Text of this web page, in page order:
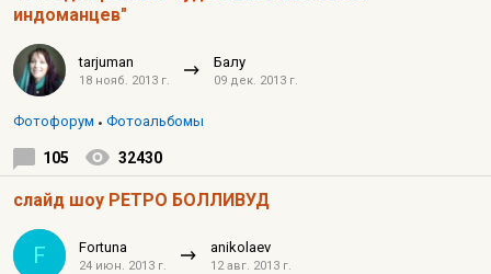
индоманцев"
tarjuman
18 нояб. 2013 г.
Балу
09 дек. 2013 г.
Фотофорум Фотоальбомы
105 32430
слайд шоу РЕТРО БОЛЛИВУД
F Fortuna
24 июн. 2013 г.
anikolaev
12 авг. 2013 г.